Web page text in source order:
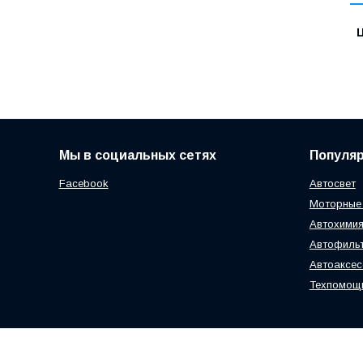
Мы в социальных сетях
Facebook
Автосвет